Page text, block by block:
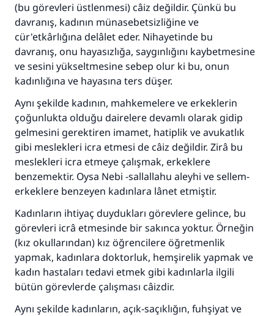
(bu görevleri üstlenmesi) câiz değildir. Çünkü bu
davranış, kadının münasebetsizliğine ve
cür'etkârlığına delâlet eder. Nihayetinde bu
davranış, onu hayasızlığa, saygınlığını kaybetmesine
ve sesini yükseltmesine sebep olur ki bu, onun
kadınlığına ve hayasına ters düşer.
Aynı şekilde kadının, mahkemelere ve erkeklerin
çoğunlukta olduğu dairelere devamlı olarak gidip
gelmesini gerektiren imamet, hatiplik ve avukatlık
gibi meslekleri icra etmesi de câiz değildir. Zirâ bu
meslekleri icra etmeye çalışmak, erkeklere
benzemektir. Oysa Nebi -sallallahu aleyhi ve sellem-
erkeklere benzeyen kadınlara lânet etmiştir.
Kadınların ihtiyaç duydukları görevlere gelince, bu
görevleri icrâ etmesinde bir sakınca yoktur. Örneğin
(kız okullarından) kız öğrencilere öğretmenlik
yapmak, kadınlara doktorluk, hemşirelik yapmak ve
kadın hastaları tedavi etmek gibi kadınlarla ilgili
bütün görevlerde çalışması câizdir.
Aynı şekilde kadınların, açık-saçıklığın, fuhşiyat ve
110845 Nolu Cevap, bir evliliği
kurtardı.
Ümmete cevapları ulaştırmak için bizi destekle
Rasulullah ﷺ şöyle dedi:
Her kim bir hayra yol gösterirse , hayrı yapan
kişinin sevabı kadar ona sevap yazılır.
(MUSLIM 1893)